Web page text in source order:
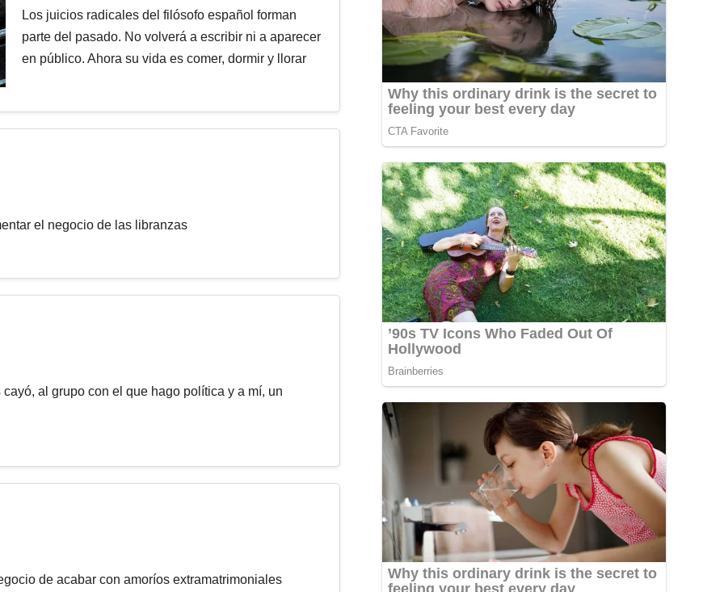
Los juicios radicales del filósofo español forman
parte del pasado. No volverá a escribir ni a aparecer
en público. Ahora su vida es comer, dormir y llorar
el negocio de las libranzas
al grupo con el que hago política y a mí, un
de acabar con amoríos extramatrimoniales